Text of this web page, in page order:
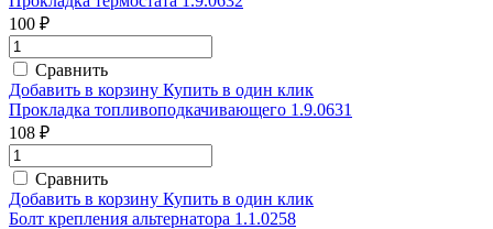
100 ₽
Сравнить
Добавить в корзину Купить в один клик
Прокладка топливоподкачивающего 1.9.0631
108 ₽
Сравнить
Добавить в корзину Купить в один клик
Болт крепления альтернатора 1.1.0258